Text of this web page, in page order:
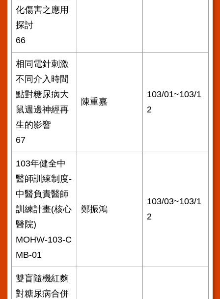
化傷害之應用
探討
66
相同電針刺激
不同介入時間
點對糖尿病大
鼠週邊神經再
生的影響
67
陳重嘉
103/01~103/1
2
103年健全中
醫師訓練制度-
中醫負責醫師
訓練計畫(核心
醫院)
MOHW-103-C
MB-01
鄭振鴻
103/03~103/1
2
雙盲隨機紅麴
對糖尿病合併